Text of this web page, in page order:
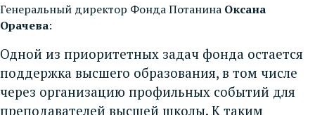
Генеральный директор Фонда Потанина Оксана
Орачева:
Одной из приоритетных задач фонда остается
поддержка высшего образования, в том числе
через организацию профильных событий для
преподавателей высшей школы. К таким